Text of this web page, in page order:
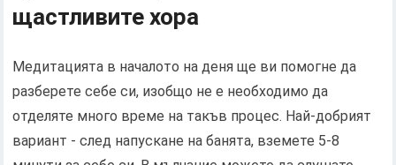
щастливите хора
Медитацията в началото на деня ще ви помогне да
разберете себе си, изобщо не е необходимо да
отделяте много време на такъв процес. Най-добрият
вариант - след напускане на банята, вземете 5-8